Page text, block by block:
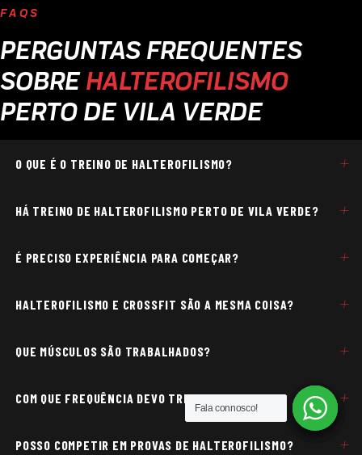
FAQS
PERGUNTAS FREQUENTES
SOBREHALTEROFILISMO
PERTO DE VILA VERDE
O QUE É O TREINO DE HALTEROFILISMO? +
HÁ TREINO DE HALTEROFILISMO PERTO DE VILA VERDE? +
É PRECISO EXPERIÊNCIA PARA COMEÇAR? +
HALTEROFILISMO E CROSSFIT SÃO A MESMA COISA? +
QUE MÚSCULOS SÃO TRABALHADOS? +
COM QUE FREQUÊNCIA DEVO TREINAR? +
POSSO COMPETIR EM PROVAS DE HALTEROFILISMO? +
Fala connosco!
Fala connosco!
Fala connosco!
Fala connosco!